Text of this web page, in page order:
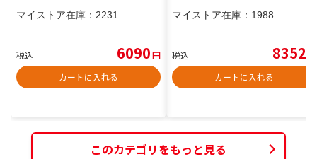
マイストア在庫： 2231
税込 6090円
カートに入れる
マイストア在庫： 1988
税込 8352
カートに入れる
このカテゴリをもっと見る